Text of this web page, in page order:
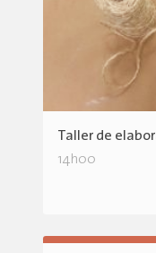
Taller de
14h00